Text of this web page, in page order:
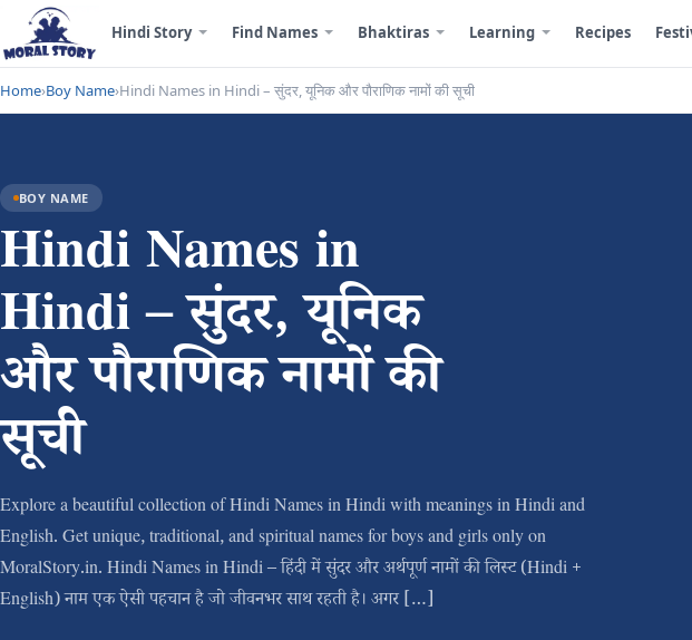
Hindi Story Find Names Bhaktiras Learning Recipes
Home›Boy Name›Hindi Names in Hindi – सुंदर, यूनिक और पौराणिक नामों की सूची
BOY NAME
Hindi Names in
Hindi – सुंदर, यूनिक
और पौराणिक नामों की
सूची
Explore a beautiful collection of Hindi Names in Hindi with meanings in Hindi and
English. Get unique, traditional, and spiritual names for boys and girls only on
MoralStory.in. Hindi Names in Hindi – हिंदी में सुंदर और अर्थपूर्ण नामों की लिस्ट (Hindi +
English) नाम एक ऐसी पहचान है जो जीवनभर साथ रहती है। अगर […]